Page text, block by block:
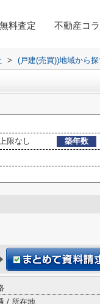
無料査定 不動産コ
> (戸建(売買))地域から探
限なし 築年数
/ 所在地